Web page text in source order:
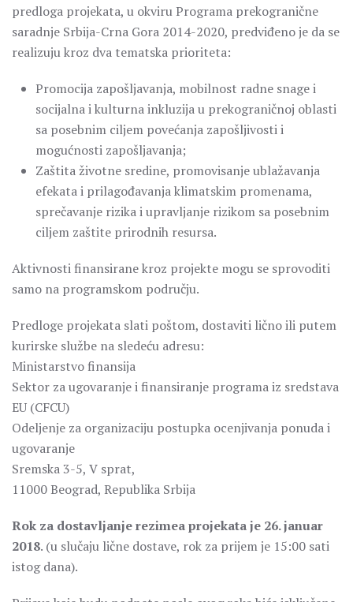
predloga projekata, u okviru Programa prekogranične
saradnje Srbija-Crna Gora 2014-2020, predviđeno je da se
realizuju kroz dva tematska prioriteta:
Promocija zapošljavanja, mobilnost radne snage i
socijalna i kulturna inkluzija u prekograničnoj oblasti
sa posebnim ciljem povećanja zapošljivosti i
mogućnosti zapošljavanja;
Zaštita životne sredine, promovisanje ublažavanja
efekata i prilagođavanja klimatskim promenama,
sprečavanje rizika i upravljanje rizikom sa posebnim
ciljem zaštite prirodnih resursa.
Aktivnosti finansirane kroz projekte mogu se sprovoditi
samo na programskom području.
Predloge projekata slati poštom, dostaviti lično ili putem
kurirske službe na sledeću adresu:
Ministarstvo finansija
Sektor za ugovaranje i finansiranje programa iz sredstava
EU (CFCU)
Odeljenje za organizaciju postupka ocenjivanja ponuda i
ugovaranje
Sremska 3-5, V sprat,
11000 Beograd, Republika Srbija
Rok za dostavljanje rezimea projekata je 26. januar
2018. (u slučaju lične dostave, rok za prijem je 15:00 sati
istog dana).